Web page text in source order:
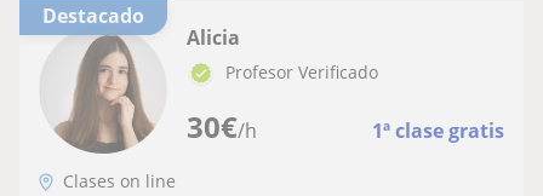
Destacado
30€/h 1ª clase gratis
Alicia
Profesor Verificado
Clases on line